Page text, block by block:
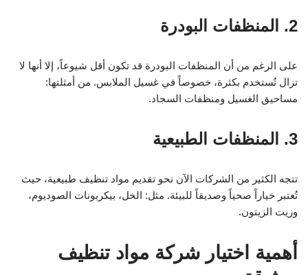
2. المنظفات البودرة
على الرغم من أن المنظفات البودرة قد تكون أقل شيوعاً، إلا أنها لا
تزال تُستخدم بكثرة، خصوصاً في غسيل الملابس. من أمثلتها:
مساحيق الغسيل ومنظفات السجاد.
3. المنظفات الطبيعية
تتجه الكثير من الشركات الآن نحو تقديم مواد تنظيف طبيعية، حيث
تُعتبر خياراً صحياً وصديقاً للبيئة. مثل: الخل، بيكربونات الصوديوم،
وزيت الزيتون.
أهمية اختيار شركة مواد تنظيف